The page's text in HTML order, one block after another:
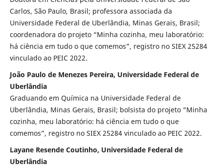
Carlos, São Paulo, Brasil; professora associada da
Universidade Federal de Uberlândia, Minas Gerais, Brasil;
coordenadora do projeto “Minha cozinha, meu laboratório:
há ciência em tudo o que comemos”, registro no SIEX 25284
vinculado ao PEIC 2022.
João Paulo de Menezes Pereira, Universidade Federal de
Uberlândia
Graduando em Química na Universidade Federal de
Uberlândia, Minas Gerais, Brasil; bolsista do projeto “Minha
cozinha, meu laboratório: há ciência em tudo o que
comemos”, registro no SIEX 25284 vinculado ao PEIC 2022.
Layane Resende Coutinho, Universidade Federal de
Uberlândia